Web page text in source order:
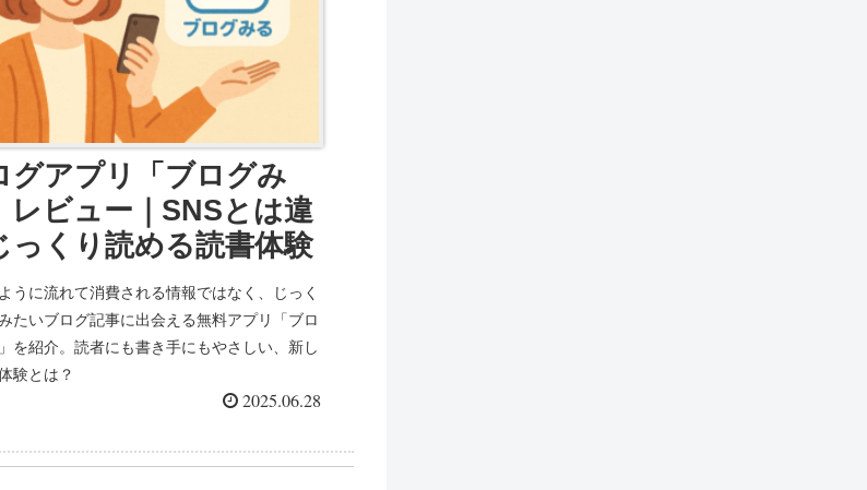
グアプリ「ブログみ
レビュー｜SNSとは違
っくり読める読書体験
うに流れて消費される情報ではなく、じっく
たいブログ記事に出会える無料アプリ「ブロ
を紹介。読者にも書き手にもやさしい、新し
験とは？
2025.06.28